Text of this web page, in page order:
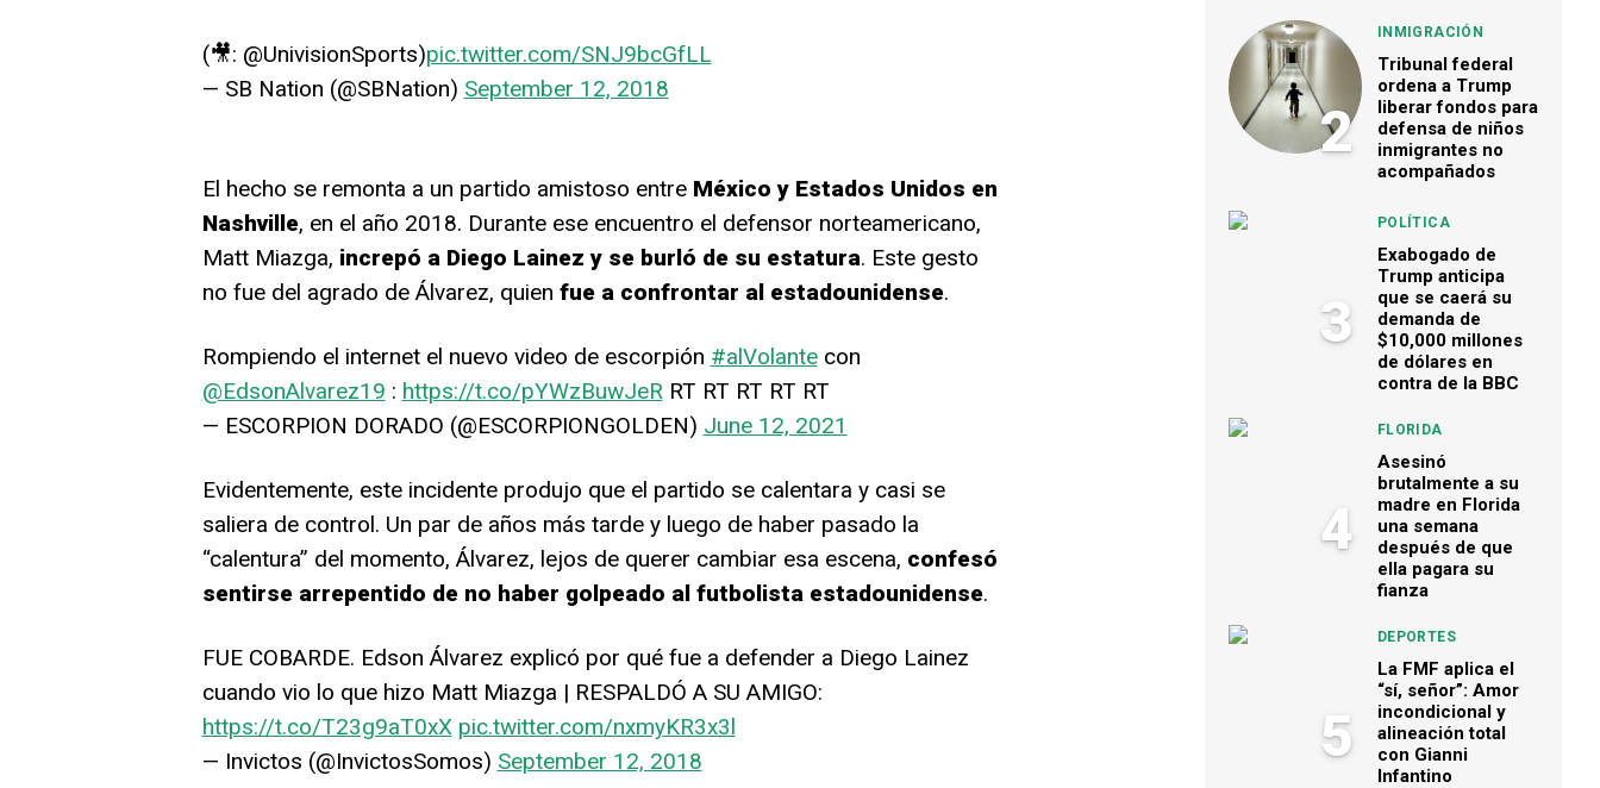
(🎥: @UnivisionSports)pic.twitter.com/SNJ9bcGfLL
— SB Nation (@SBNation) September 12, 2018
El hecho se remonta a un partido amistoso entreMéxico y Estados Unidos en
Nashville, en el año 2018. Durante ese encuentro el defensor norteamericano,
Matt Miazga, increpó a Diego Lainez y se burló de su estatura. Este gesto
no fue del agrado de Álvarez, quien fue a confrontar al estadounidense.
Rompiendo el internet el nuevo video de escorpión #alVolantecon
@EdsonAlvarez19 : https://t.co/pYWzBuwJeRRT RT RT RT RT
— ESCORPION DORADO (@ESCORPIONGOLDEN) June 12, 2021
Evidentemente, este incidente produjo que el partido se calentara y casi se
saliera de control. Un par de años más tarde y luego de haber pasado la
“calentura” del momento, Álvarez, lejos de querer cambiar esa escena, confesó
sentirse arrepentido de no haber golpeado al futbolista estadounidense.
FUE COBARDE. Edson Álvarez explicó por qué fue a defender a Diego Lainez
cuando vio lo que hizo Matt Miazga | RESPALDÓ A SU AMIGO:
https://t.co/T23g9aT0xX pic.twitter.com/nxmyKR3x3l
— Invictos (@InvictosSomos) September 12, 2018
2
INMIGRACIÓN
Tribunal federal
ordena a Trump
liberar fondos para
defensa de niños
inmigrantes no
acompañados
3
POLÍTICA
Exabogado de
Trump anticipa
que se caerá su
demanda de
$10,000 millones
de dólares en
contra de la BBC
4
FLORIDA
Asesinó
brutalmente a su
madre en Florida
una semana
después de que
ella pagara su
fianza
5
DEPORTES
La FMF aplica el
“sí, señor”: Amor
incondicional y
alineación total
con Gianni
Infantino